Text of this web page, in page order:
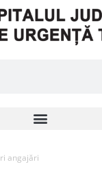
angajări